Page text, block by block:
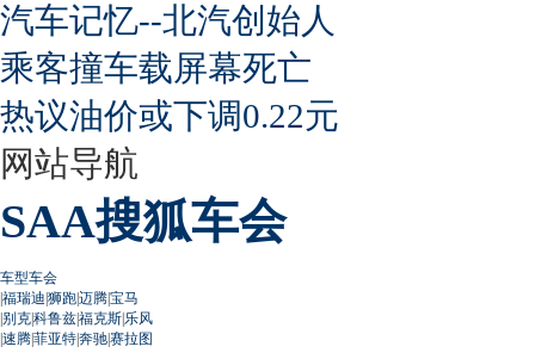
汽车记忆--北汽创始人
乘客撞车载屏幕死亡
热议油价或下调0.22元
网站导航
SAA搜狐车会
车型车会
福瑞迪 狮跑迈腾宝马
别克科鲁兹福克斯乐风
速腾菲亚特奔驰赛拉图